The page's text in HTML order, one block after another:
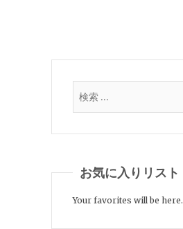
お気に入りリスト
Your favorites will be here.